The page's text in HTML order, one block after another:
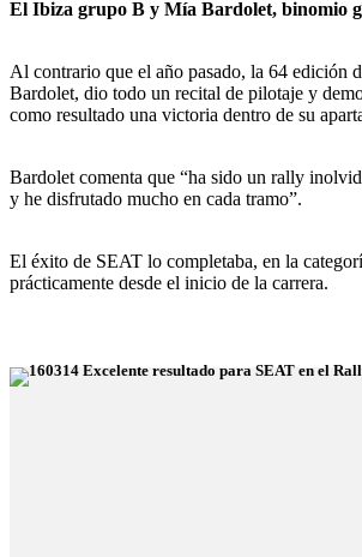
El Ibiza grupo B y Mía Bardolet, binomio
Al contrario que el año pasado, la 64 edición
Bardolet, dio todo un recital de pilotaje y
como resultado una victoria dentro de su
Bardolet comenta que “ha sido un rally
y he disfrutado mucho en cada tramo”.
El éxito de SEAT lo completaba, en la
prácticamente desde el inicio de la carrera.